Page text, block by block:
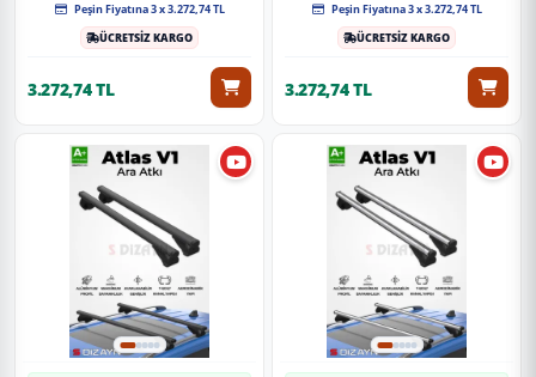
Peşin Fiyatına 3 x 3.272,74 TL
ÜCRETSİZ KARGO
3.272,74 TL
Peşin Fiyatına 3 x 3.272,74 TL
ÜCRETSİZ KARGO
3.272,74 TL